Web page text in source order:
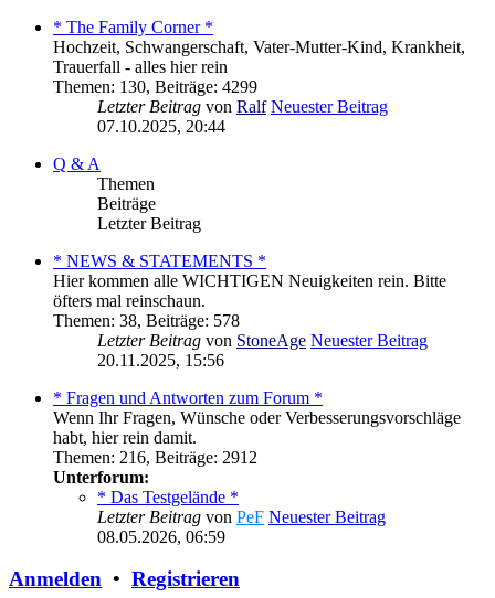
* The Family Corner *
Hochzeit, Schwangerschaft, Vater-Mutter-Kind, Krankheit,
Trauerfall - alles hier rein
Themen: 130, Beiträge: 4299
Letzter Beitrag von Ralf Neuester Beitrag
07.10.2025, 20:44
Q & A
Themen
Beiträge
Letzter Beitrag
* NEWS & STATEMENTS *
Hier kommen alle WICHTIGEN Neuigkeiten rein. Bitte
öfters mal reinschaun.
Themen: 38, Beiträge: 578
Letzter Beitrag von StoneAge Neuester Beitrag
20.11.2025, 15:56
* Fragen und Antworten zum Forum *
Wenn Ihr Fragen, Wünsche oder Verbesserungsvorschläge
habt, hier rein damit.
Themen: 216, Beiträge: 2912
Unterforum:
* Das Testgelände *
Letzter Beitrag von PeF Neuester Beitrag
08.05.2026, 06:59
Anmelden • Registrieren